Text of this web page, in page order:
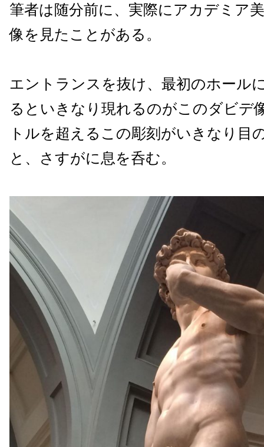
筆者は随分前に、実際にアカデミア
像を見たことがある。
エントランスを抜け、最初のホール
るといきなり現れるのがこのダビデ
トルを超えるこの彫刻がいきなり目
と、さすがに息を呑む。